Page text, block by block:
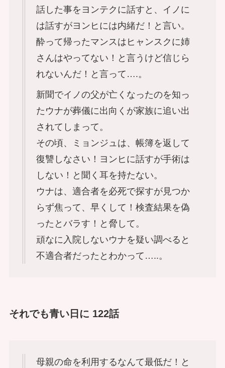
話した事をヨンテクに話すと、イノに
は話すがヨンヒには内緒だ！と言い。
酔って帰ったマンスはヒャンスクに姉
さんはやってない！と言うけど信じら
れないんだ！と言って….。
新聞でイノの父が亡くなったのを知っ
たウナが葬儀に出向くが家族に追い出
されてしまって。
その頃、ミョンジュは、帳簿を返して
復讐しなさい！ヨンヒに話すが手術は
しない！と聞く耳を持たない。
ウナは、適合者を必死で探すが見つか
らず焦って、早くして！検査結果を偽
ったとバラす！と脅して。
頑なに入院しないウナを疑い調べると
不適合者だったとわかって…..。
それでも青い日に 122話
母親の命を利用するなんて最低だ！と